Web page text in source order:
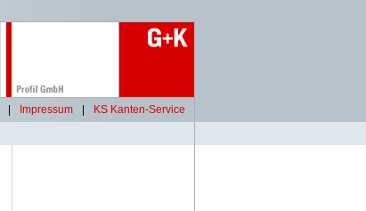
Impressum
KS Kanten-Service